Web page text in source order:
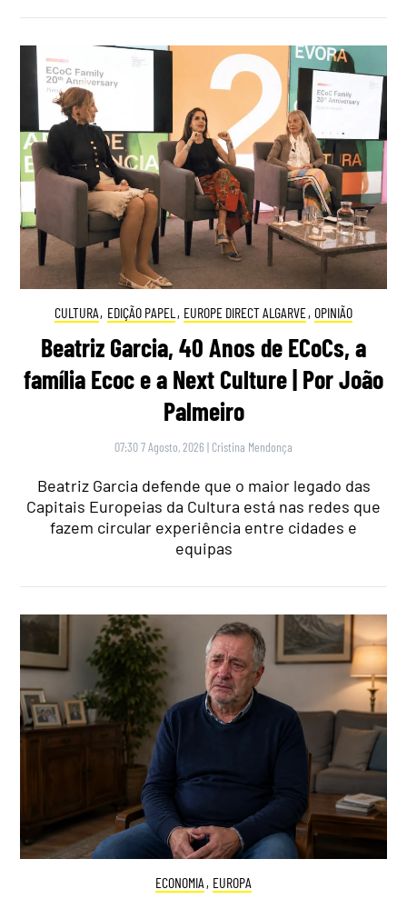
CULTURA, EDIÇÃO PAPEL , EUROPE DIRECT ALGARVE, OPINIÃO
Beatriz Garcia, 40 Anos de ECoCs, a
família Ecoc e a Next Culture | Por João
Palmeiro
07:30 7 Agosto, 2026 | Cristina Mendonça
Beatriz Garcia defende que o maior legado das
Capitais Europeias da Cultura está nas redes que
fazem circular experiência entre cidades e
equipas
ECONOMIA , EUROPA